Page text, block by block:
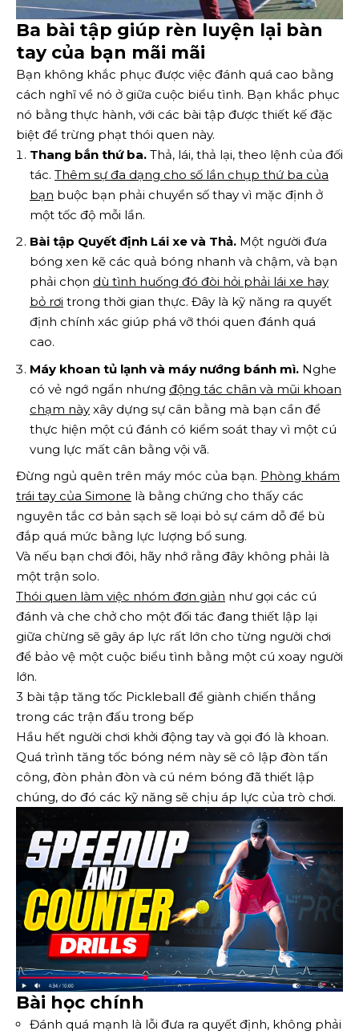
Ba bài tập giúp rèn luyện lại bàn
tay của bạn mãi mãi
Bạn không khắc phục được việc đánh quá cao bằng
cách nghĩ về nó ở giữa cuộc biểu tình. Bạn khắc phục
nó bằng thực hành, với các bài tập được thiết kế đặc
biệt để trừng phạt thói quen này.
Thang bắn thứ ba. Thả, lái, thả lại, theo lệnh của đối
tác. Thêm sự đa dạng cho số lần chụp thứ ba của
bạn buộc bạn phải chuyển số thay vì mặc định ở
một tốc độ mỗi lần.
Bài tập Quyết định Lái xe và Thả. Một người đưa
bóng xen kẽ các quả bóng nhanh và chậm, và bạn
phải chọn dù tình huống đó đòi hỏi phải lái xe hay
bỏ rơi trong thời gian thực. Đây là kỹ năng ra quyết
định chính xác giúp phá vỡ thói quen đánh quá
cao.
Máy khoan tủ lạnh và máy nướng bánh mì. Nghe
có vẻ ngớ ngẩn nhưng động tác chân và mũi khoan
chạm này xây dựng sự cân bằng mà bạn cần để
thực hiện một cú đánh có kiểm soát thay vì một cú
vung lực mất cân bằng vội vã.
Đừng ngủ quên trên máy móc của bạn. Phòng khám
trái tay của Simone là bằng chứng cho thấy các
nguyên tắc cơ bản sạch sẽ loại bỏ sự cám dỗ để bù
đắp quá mức bằng lực lượng bổ sung.
Và nếu bạn chơi đôi, hãy nhớ rằng đây không phải là
một trận solo.
Thói quen làm việc nhóm đơn giản như gọi các cú
đánh và che chở cho một đối tác đang thiết lập lại
giữa chừng sẽ gây áp lực rất lớn cho từng người chơi
để bảo vệ một cuộc biểu tình bằng một cú xoay người
lớn.
3 bài tập tăng tốc Pickleball để giành chiến thắng
trong các trận đấu trong bếp
Hầu hết người chơi khởi động tay và gọi đó là khoan.
Quá trình tăng tốc bóng ném này sẽ cô lập đòn tấn
công, đòn phản đòn và cú ném bóng đã thiết lập
chúng, do đó các kỹ năng sẽ chịu áp lực của trò chơi.
Bài học chính
Đánh quá mạnh là lỗi đưa ra quyết định, không phải